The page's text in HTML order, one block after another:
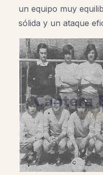
un equipo muy
sólida y un ataque